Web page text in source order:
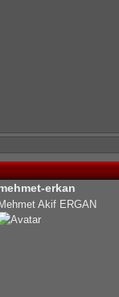
erkan
Mehmet Akif ERGAN